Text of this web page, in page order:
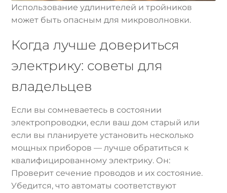
Использование удлинителей и тройников
может быть опасным для микроволновки.
Когда лучше довериться
электрику: советы для
владельцев
Если вы сомневаетесь в состоянии
электропроводки, если ваш дом старый или
если вы планируете установить несколько
мощных приборов — лучше обратиться к
квалифицированному электрику. Он:
Проверит сечение проводов и их состояние.
Убедится, что автоматы соответствуют